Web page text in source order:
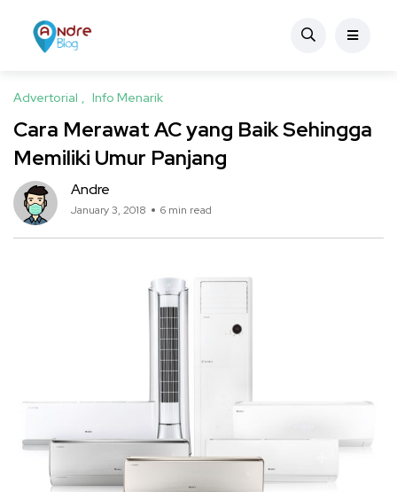
Advertorial Info Menarik
Cara Merawat AC yang Baik Sehingga
Memiliki Umur Panjang
Andre
January 3, 2018 6 min read